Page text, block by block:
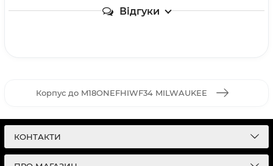
Відгуки
Корпус до M18ONEFHIWF34 MILWAUKEE
КОНТАКТИ